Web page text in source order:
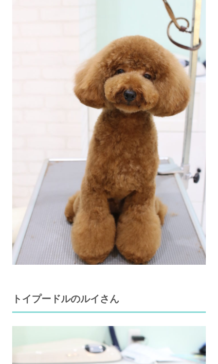
トイプードルのルイさん